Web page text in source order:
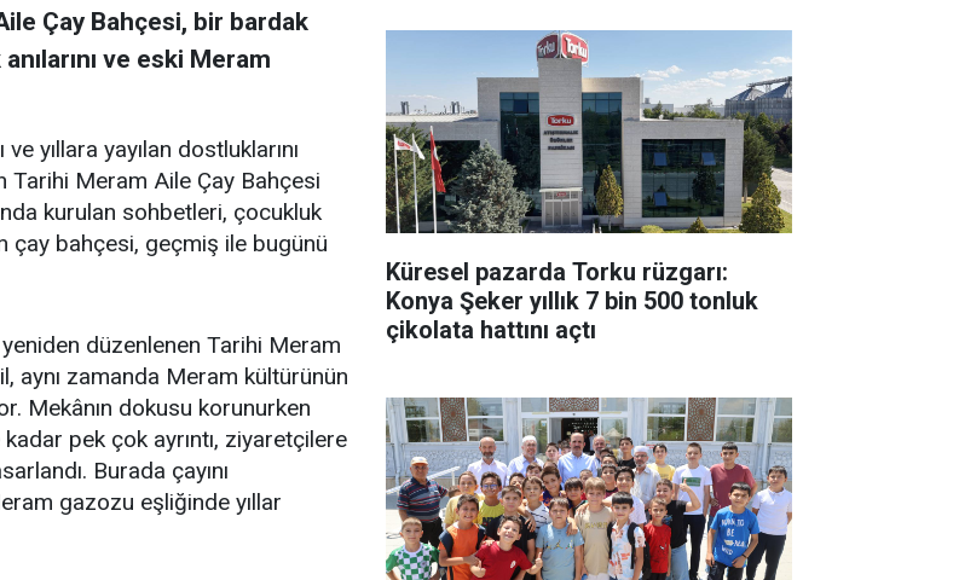
Çay Bahçesi, bir bardak
ve eski Meram
ve yıllara yayılan dostluklarını
Tarihi Meram Aile Çay Bahçesi
kurulan sohbetleri, çocukluk
çay bahçesi, geçmiş ile bugünü
düzenlenen Tarihi Meram
aynı zamanda Meram kültürünün
Mekânın dokusu korunurken
pek çok ayrıntı, ziyaretçilere
Burada çayını
gazozu eşliğinde yıllar
Küresel pazarda Torku rüzgarı:
Konya Şeker yıllık 7 bin 500 tonluk
çikolata hattını açtı